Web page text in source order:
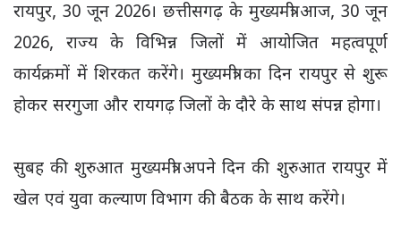
रायपुर, 30 जून 2026। छत्तीसगढ़ के मुख्यमंत्री आज, 30 जून
2026, राज्य के विभिन्न जिलों में आयोजित महत्वपूर्ण
कार्यक्रमों में शिरकत करेंगे। मुख्यमंत्री का दिन रायपुर से शुरू
होकर सरगुजा और रायगढ़ जिलों के दौरे के साथ संपन्न होगा।
सुबह की शुरुआत मुख्यमंत्री अपने दिन की शुरुआत रायपुर में
खेल एवं युवा कल्याण विभाग की बैठक के साथ करेंगे।